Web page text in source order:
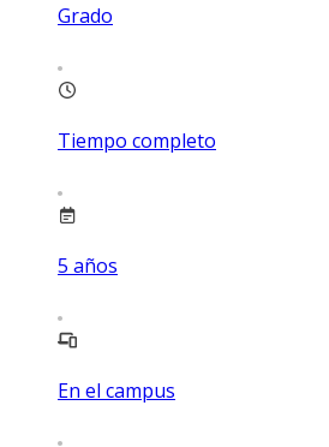
Grado
Tiempo completo
5 años
En el campus